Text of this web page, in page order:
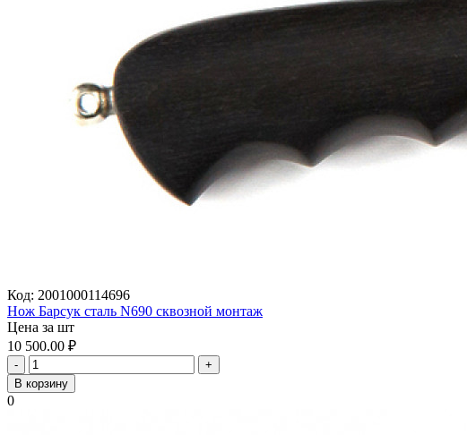
Код: 2001000114696
Нож Барсук сталь N690 сквозной монтаж
Цена за шт
10 500.00 ₽
-
+
В корзину
0